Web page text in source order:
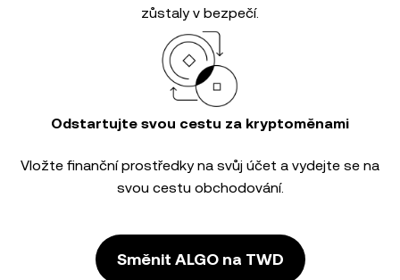
zůstaly v bezpečí.
Odstartujte svou cestu za kryptoměnami
Vložte finanční prostředky na svůj účet a vydejte se na
svou cestu obchodování.
Směnit ALGO na TWD